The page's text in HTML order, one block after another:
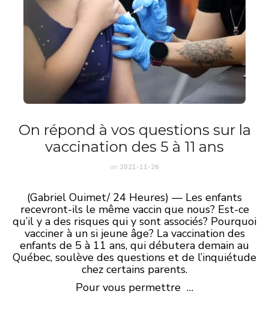
On répond à vos questions sur la
vaccination des 5 à 11 ans
on 2021-11-26
(Gabriel Ouimet/ 24 Heures) — Les enfants
recevront-ils le même vaccin que nous? Est-ce
qu’il y a des risques qui y sont associés? Pourquoi
vacciner à un si jeune âge? La vaccination des
enfants de 5 à 11 ans, qui débutera demain au
Québec, soulève des questions et de l’inquiétude
chez certains parents.
Pour vous permettre …